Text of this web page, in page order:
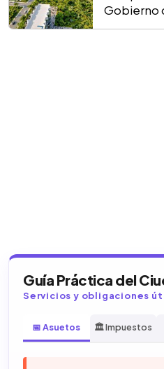
Gobierno
Guía Práctica del
Servicios y obligaciones
📅 Asuetos 🏛️ Impuestos